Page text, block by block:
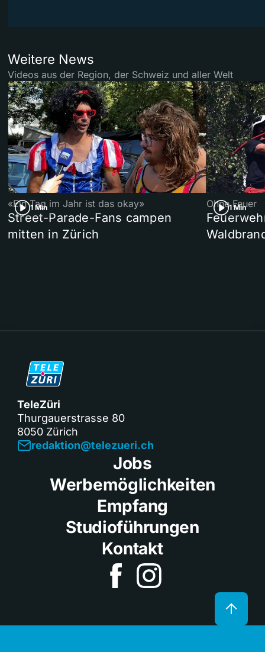
Weitere News
Videos aus der Region, der Schweiz und aller Welt
1 Min
«Ein Tag im Jahr ist das okay»
Street-Parade-Fans campen
mitten in Zürich
1 Min
Ohne Feuer
TeleZüri
Thurgauerstrasse 80
8050 Zürich
redaktion@telezueri.ch
Jobs
Werbemöglichkeiten
Empfang
Studioführungen
Kontakt